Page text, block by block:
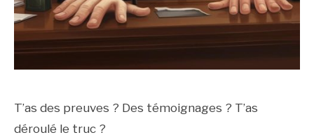
T’as des preuves ? Des témoignages ? T’as
déroulé le truc ?